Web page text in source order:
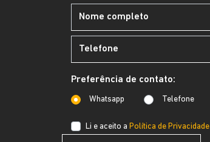
Preferência de contato:
Whatsapp Telefone
Li e aceito a Política de Privacidade